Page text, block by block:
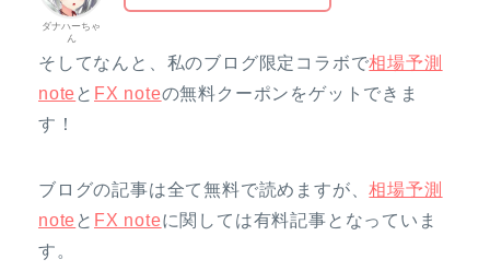
ダナハーちゃ
ん
そしてなんと、私のブログ限定コラボで相場予測
note と FX noteの無料クーポンをゲットできま
す！
ブログの記事は全て無料で読めますが、相場予測
note と FX noteに関しては有料記事となっていま
す。